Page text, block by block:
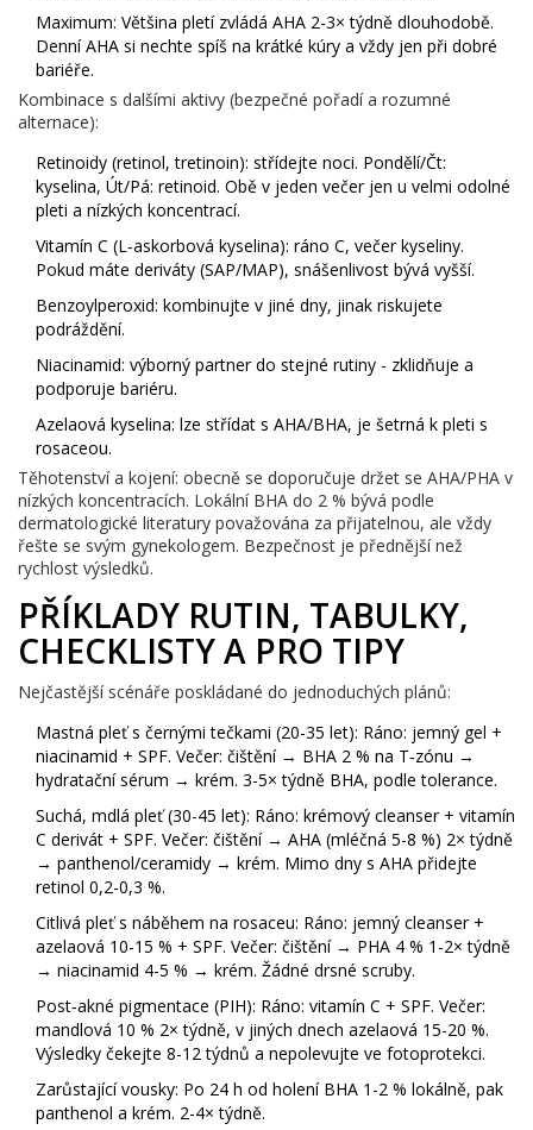
Maximum: Většina pletí zvládá AHA 2-3× týdně dlouhodobě.
Denní AHA si nechte spíš na krátké kúry a vždy jen při dobré
bariéře.
Kombinace s dalšími aktivy (bezpečné pořadí a rozumné
alternace):
Retinoidy (retinol, tretinoin): střídejte noci. Pondělí/Čt:
kyselina, Út/Pá: retinoid. Obě v jeden večer jen u velmi odolné
pleti a nízkých koncentrací.
Vitamín C (L‑askorbová kyselina): ráno C, večer kyseliny.
Pokud máte deriváty (SAP/MAP), snášenlivost bývá vyšší.
Benzoylperoxid: kombinujte v jiné dny, jinak riskujete
podráždění.
Niacinamid: výborný partner do stejné rutiny - zklidňuje a
podporuje bariéru.
Azelaová kyselina: lze střídat s AHA/BHA, je šetrná k pleti s
rosaceou.
Těhotenství a kojení: obecně se doporučuje držet se AHA/PHA v
nízkých koncentracích. Lokální BHA do 2 % bývá podle
dermatologické literatury považována za přijatelnou, ale vždy
řešte se svým gynekologem. Bezpečnost je přednější než
rychlost výsledků.
PŘÍKLADY RUTIN, TABULKY,
CHECKLISTY A PRO TIPY
Nejčastější scénáře poskládané do jednoduchých plánů:
Mastná pleť s černými tečkami (20-35 let): Ráno: jemný gel +
niacinamid + SPF. Večer: čištění → BHA 2 % na T‑zónu →
hydratační sérum → krém. 3-5× týdně BHA, podle tolerance.
Suchá, mdlá pleť (30-45 let): Ráno: krémový cleanser + vitamín
C derivát + SPF. Večer: čištění → AHA (mléčná 5-8 %) 2× týdně
→ panthenol/ceramidy → krém. Mimo dny s AHA přidejte
retinol 0,2-0,3 %.
Citlivá pleť s náběhem na rosaceu: Ráno: jemný cleanser +
azelaová 10-15 % + SPF. Večer: čištění → PHA 4 % 1-2× týdně
→ niacinamid 4-5 % → krém. Žádné drsné scruby.
Post‑akné pigmentace (PIH): Ráno: vitamín C + SPF. Večer:
mandlová 10 % 2× týdně, v jiných dnech azelaová 15-20 %.
Výsledky čekejte 8-12 týdnů a nepolevujte ve fotoprotekci.
Zarůstající vousky: Po 24 h od holení BHA 1-2 % lokálně, pak
panthenol a krém. 2-4× týdně.